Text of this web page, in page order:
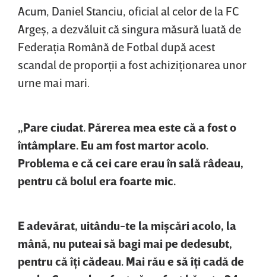
Acum, Daniel Stanciu, oficial al celor de la FC
Argeş, a dezvăluit că singura măsură luată de
Federaţia Română de Fotbal după acest
scandal de proporţii a fost achiziţionarea unor
urne mai mari.
„Pare ciudat. Părerea mea este că a fost o
întâmplare. Eu am fost martor acolo.
Problema e că cei care erau în sală râdeau,
pentru că bolul era foarte mic.
E adevărat, uitându-te la mişcări acolo, la
mână, nu puteai să bagi mai pe dedesubt,
pentru că îţi cădeau. Mai rău e să îţi cadă de